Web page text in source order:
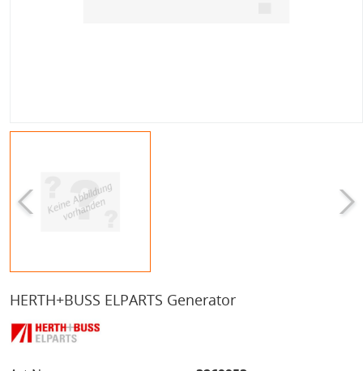
HERTH+BUSS ELPARTS Generator